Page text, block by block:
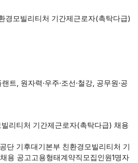
경모빌리티처 기간제근로자(촉탁다급)
트, 원자력·우주·조선·철강, 공무원·공
리티처 기간제근로자(촉탁다급) 채용
단 기후대기본부 친환경모빌리티처 기
용 공고고용형태계약직모집인원1명자